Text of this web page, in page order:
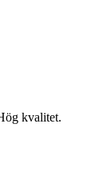
kvalitet.